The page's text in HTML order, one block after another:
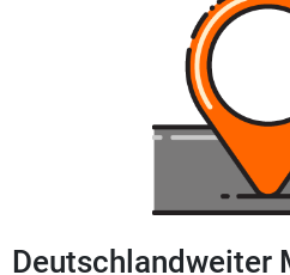
Deutschlandweiter